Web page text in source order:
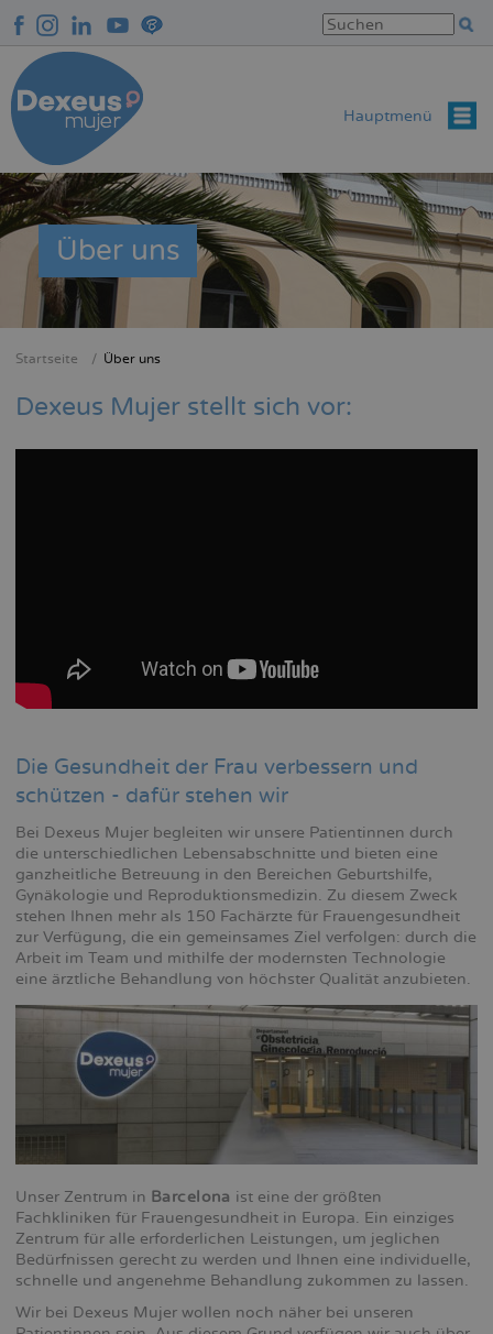
zum
Inhalt
Hauptmenü
Über uns
Startseite Über uns
Dexeus Mujer stellt sich vor:
Die Gesundheit der Frau verbessern und
schützen - dafür stehen wir
Bei Dexeus Mujer begleiten wir unsere Patientinnen durch
die unterschiedlichen Lebensabschnitte und bieten eine
ganzheitliche Betreuung in den Bereichen Geburtshilfe,
Gynäkologie und Reproduktionsmedizin. Zu diesem Zweck
stehen Ihnen mehr als 150 Fachärzte für Frauengesundheit
zur Verfügung, die ein gemeinsames Ziel verfolgen: durch die
Arbeit im Team und mithilfe der modernsten Technologie
eine ärztliche Behandlung von höchster Qualität anzubieten.
Unser Zentrum in Barcelona ist eine der größten
Fachkliniken für Frauengesundheit in Europa. Ein einziges
Zentrum für alle erforderlichen Leistungen, um jeglichen
Bedürfnissen gerecht zu werden und Ihnen eine individuelle,
schnelle und angenehme Behandlung zukommen zu lassen.
Wir bei Dexeus Mujer wollen noch näher bei unseren